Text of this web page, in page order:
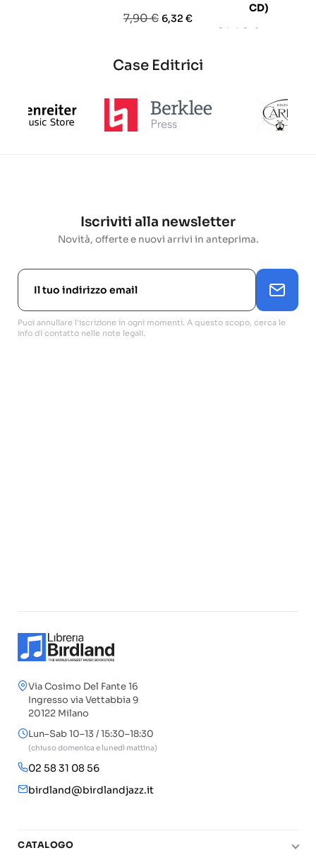
Prezzo
7,90 € Prezzo
6,32 €
CD)
Prezzo
29,90 €
Case Editrici
Iscriviti alla newsletter
Novità, offerte e nuovi arrivi in anteprima.
Puoi annullare l'iscrizione in ogni momenti. A questo scopo, cerca le
info di contatto nelle note legali.
Via Cosimo Del Fante 16
Ingresso via Vettabbia 9
20122 Milano
Lun–Sab 10–13 / 15:30–18:30
(chiuso domenica e lunedì mattina)
02 58 31 08 56
birdland@birdlandjazz.it
CATALOGO